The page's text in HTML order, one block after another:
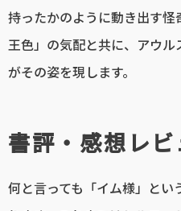
持ったかのように動き出す
王色」の気配と共に、アウ
がその姿を現します。
書評・感想レビ
何と言っても「イム様」とい